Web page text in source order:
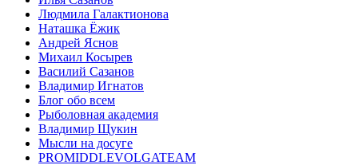
Людмила Галактионова
Наташка Ёжик
Андрей Яснов
Михаил Косырев
Василий Сазанов
Владимир Игнатов
Блог обо всем
Рыболовная академия
Владимир Щукин
Мысли на досуге
PROMIDDLEVOLGATEAM